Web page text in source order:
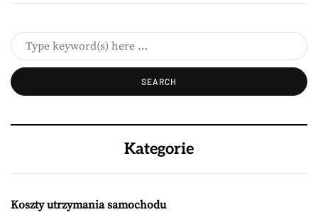
Kategorie
Koszty utrzymania samochodu